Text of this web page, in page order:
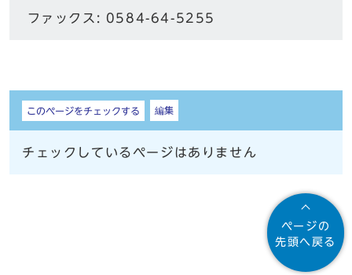
ファックス: 0584-64-5255
しおり
このページをチェックする 編集
チェックしているページはありません
ページの
先頭へ戻る